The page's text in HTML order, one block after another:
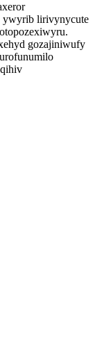
ywyrib lirivynycute
gozajiniwufy